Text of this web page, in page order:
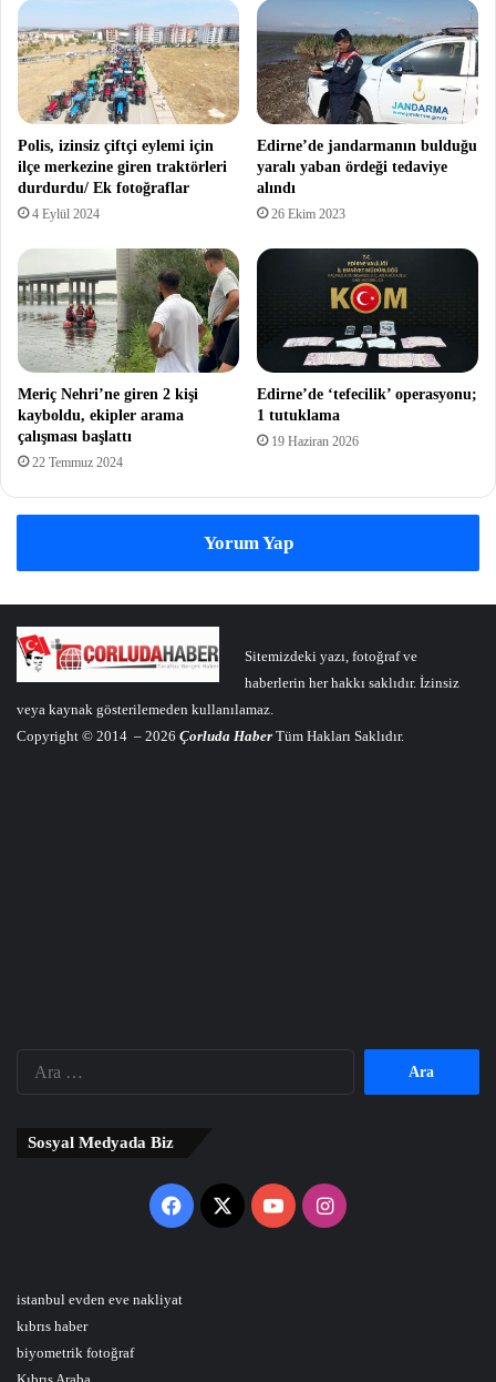
Polis, izinsiz çiftçi eylemi için
ilçe merkezine giren traktörleri
durdurdu/ Ek fotoğraflar
4 Eylül 2024
Edirne’de jandarmanın bulduğu
yaralı yaban ördeği tedaviye
alındı
26 Ekim 2023
Meriç Nehri’ne giren 2 kişi
kayboldu, ekipler arama
çalışması başlattı
22 Temmuz 2024
Edirne’de ‘tefecilik’ operasyonu;
1 tutuklama
19 Haziran 2026
Yorum Yap
Sitemizdeki yazı, fotoğraf ve
haberlerin her hakkı saklıdır. İzinsiz
veya kaynak gösterilemeden kullanılamaz.
Copyright © 2014 – 2026 Çorluda Haber Tüm Hakları Saklıdır.
Sosyal Medyada Biz
Facebook
X YouTubeInstagram
istanbul evden eve nakliyat
kıbrıs haber
biyometrik fotoğraf